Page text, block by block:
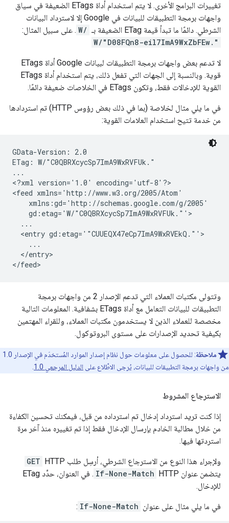
تغييرات البرامج الأخرى. لا يتم استخدام أداة ETags الضعيفة في سياق
واجهات برمجة التطبيقات للبيانات في Google إلا لاسترداد البيانات
الشرطي. دائمًا ما تبدأ قيمة ETag الضعيفة بـ
W/ . على سبيل المثال:
W/"D08FQn8-eil7ImA9WxZbFEw."
لا تدعم بعض واجهات برمجة التطبيقات لبيانات Google أداة ETags
قوية. وبالنسبة إلى الجهات التي تفعل ذلك، يتم استخدام أداة ETags
القوية للإدخالات فقط، وتكون ETags في الخلاصات ضعيفة دائمًا.
في ما يلي مثال لخلاصة (بما في ذلك بعض رؤوس HTTP) تم استردادها
من خدمة تتيح استخدام العلامات القوية:
GData-Version: 2.0
ETag: W/"C0QBRXcycSp7ImA9WxRVFUk."
...
<?xml version='1.0' encoding='utf-8'?>
<feed xmlns='http://www.w3.org/2005/Atom'
    xmlns:gd='http://schemas.google.com/g/2005'
    gd:etag='W/"C0QBRXcycSp7ImA9WxRVFUk."'>
  ...
  <entry gd:etag='"CUUEQX47eCp7ImA9WxRVEkQ."'>
    ...
  </entry>
وتتولى مكتبات العملاء التي تدعم الإصدار 2 من واجهات برمجة
التطبيقات للبيانات التعامل مع أداة ETags بشفافية. المعلومات التالية
مخصصة للعملاء الذين لا يستخدمون مكتبات العملاء، وللقراء المهتمين
بكيفية تحديد الإصدارات على مستوى البروتوكول.
ملاحظة
: للحصول على معلومات حول نظام إصدار الموارد المُستخدَم في الإصدار 1.0
من واجهات برمجة التطبيقات للبيانات، يُرجى الاطِّلاع على الدليل المرجعي 1.0
الاسترجاع المشروط
إذا كنت تريد استرداد إدخال تم استرداده من قبل، فيمكنك تحسين الكفاءة
من خلال مطالبة الخادم بإرسال الإدخال فقط إذا تم تغييره منذ آخر مرة
استردتها فيها.
ولإجراء هذا النوع من الاسترجاع الشرطي، أرسِل طلب HTTP
GET
يتضمن عنوان HTTP
If-None-Match
. في العنوان، حدِّد ETag
للإدخال.
في ما يلي مثال على عنوان If-None-Match
: